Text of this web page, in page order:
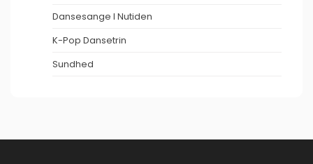
Dansesange I Nutiden
K-Pop Dansetrin
Sundhed